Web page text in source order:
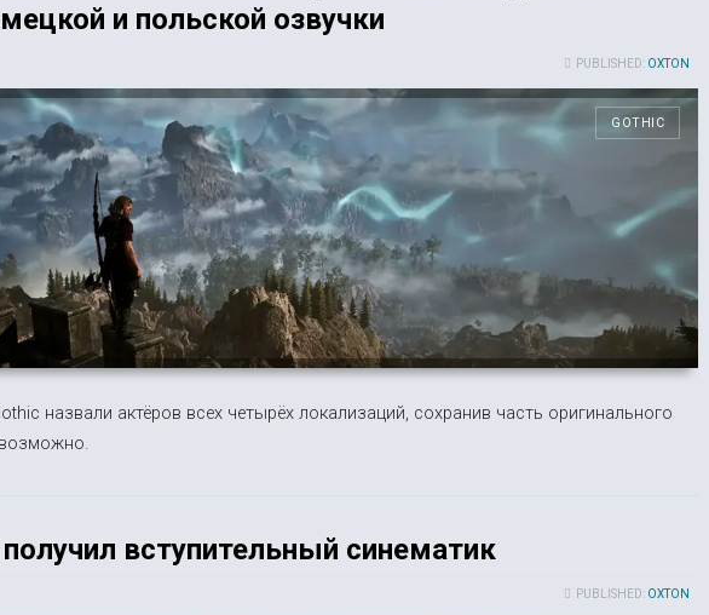
и польской озвучки
PUBLISHED: OXTON
GOTHIC
назвали актёров всех четырёх локализаций, сохранив часть оригинального
вступительный синематик
PUBLISHED: OXTON